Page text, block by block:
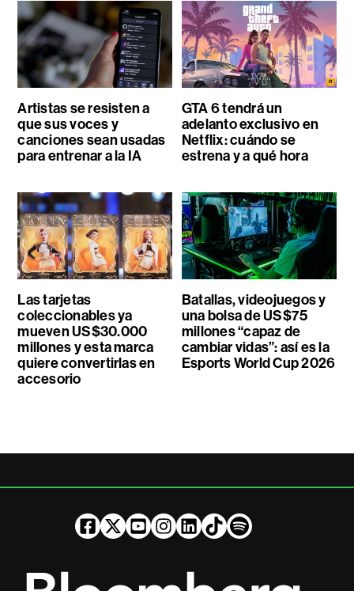
Artistas se resisten a
que sus voces y
canciones sean usadas
para entrenar a la IA
GTA 6 tendrá un
adelanto exclusivo en
Netflix: cuándo se
estrena y a qué hora
Las tarjetas
coleccionables ya
mueven US$30.000
millones y esta marca
quiere convertirlas en
accesorio
Batallas, videojuegos y
una bolsa de US$75
millones “capaz de
cambiar vidas”: así es la
Esports World Cup 2026